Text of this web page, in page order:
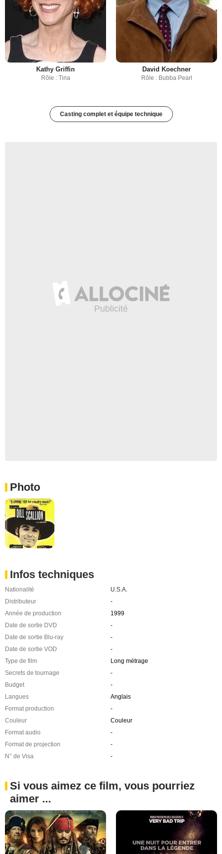
Kathy Griffin
Rôle : Tina
David Koechner
Rôle : Bubba Pearl
Casting complet et équipe technique
Photo
Infos techniques
Nationalité
U.S.A.
Distributeur
-
Année de production
1999
Date de sortie DVD
-
Date de sortie Blu-ray
-
Date de sortie VOD
-
Type de film
Long métrage
Secrets de tournage
-
Budget
-
Langues
Anglais
Format production
-
Couleur
Couleur
Format audio
-
Format de projection
-
N° de Visa
-
Si vous aimez ce film, vous pourriez
aimer ...